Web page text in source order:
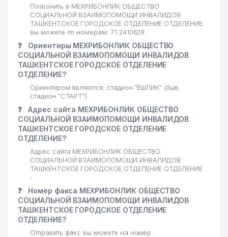
Позвонить в МЕХРИБОНЛИК ОБЩЕСТВО
СОЦИАЛЬНОЙ ВЗАИМОПОМОЩИ ИНВАЛИДОВ
ТАШКЕНТСКОЕ ГОРОДСКОЕ ОТДЕЛЕНИЕ ОТДЕЛЕНИЕ
вы можете по номерам: 71 2410628
❓
Ориентиры МЕХРИБОНЛИК ОБЩЕСТВО
СОЦИАЛЬНОЙ ВЗАИМОПОМОЩИ ИНВАЛИДОВ
ТАШКЕНТСКОЕ ГОРОДСКОЕ ОТДЕЛЕНИЕ
ОТДЕЛЕНИЕ?
Ориентиром являются: стадион "ЁШЛИК" (быв.
стадион "СТАРТ")
❓
Адрес сайта МЕХРИБОНЛИК ОБЩЕСТВО
СОЦИАЛЬНОЙ ВЗАИМОПОМОЩИ ИНВАЛИДОВ
ТАШКЕНТСКОЕ ГОРОДСКОЕ ОТДЕЛЕНИЕ
ОТДЕЛЕНИЕ?
Адрес сайта МЕХРИБОНЛИК ОБЩЕСТВО
СОЦИАЛЬНОЙ ВЗАИМОПОМОЩИ ИНВАЛИДОВ
ТАШКЕНТСКОЕ ГОРОДСКОЕ ОТДЕЛЕНИЕ ОТДЕЛЕНИЕ
-
❓
Номер факса МЕХРИБОНЛИК ОБЩЕСТВО
СОЦИАЛЬНОЙ ВЗАИМОПОМОЩИ ИНВАЛИДОВ
ТАШКЕНТСКОЕ ГОРОДСКОЕ ОТДЕЛЕНИЕ
ОТДЕЛЕНИЕ?
Отправить факс вы можете на номер .